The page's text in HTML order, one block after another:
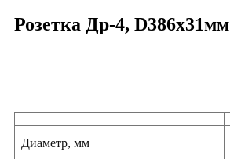
Розетка Др-4, D386x31мм
Диаметр, мм